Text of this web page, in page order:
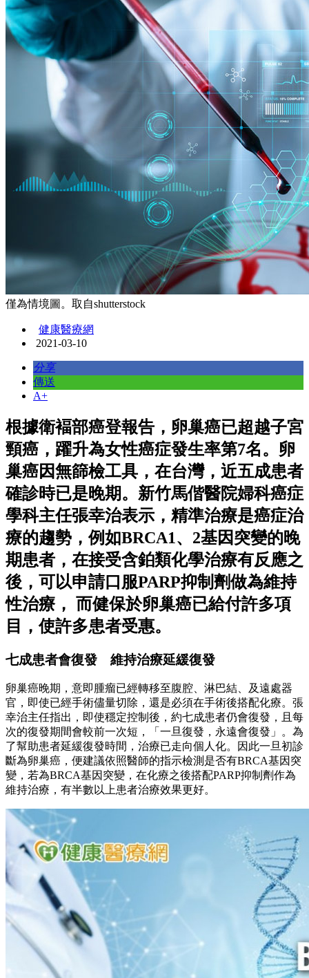
僅為情境圖。取自shutterstock
健康醫療網
2021-03-10
分享
傳送
A+
根據衛褔部癌登報告，卵巢癌已超越子宮
頸癌，躍升為女性癌症發生率第7名。卵
巢癌因無篩檢工具，在台灣，近五成患者
確診時已是晚期。新竹馬偕醫院婦科癌症
學科主任張幸治表示，精準治療是癌症治
療的趨勢，例如BRCA1、2基因突變的晚
期患者，在接受含鉑類化學治療有反應之
後，可以申請口服PARP抑制劑做為維持
性治療， 而健保於卵巢癌已給付許多項
目，使許多患者受惠。
七成患者會復發 維持治療延緩復發
卵巢癌晚期，意即腫瘤已經轉移至腹腔、淋巴結、及遠處器
官，即使已經手術儘量切除，還是必須在手術後搭配化療。張
幸治主任指出，即使穩定控制後，約七成患者仍會復發，且每
次的復發期間會較前一次短，「一旦復發，永遠會復發」。為
了幫助患者延緩復發時間，治療已走向個人化。因此一旦初診
斷為卵巢癌，便建議依照醫師的指示檢測是否有BRCA基因突
變，若為BRCA基因突變，在化療之後搭配PARP抑制劑作為
維持治療，有半數以上患者治療效果更好。